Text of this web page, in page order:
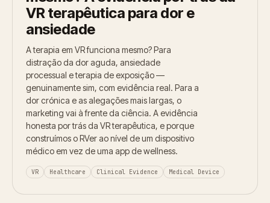
VR terapêutica para dor e
ansiedade
A terapia em VR funciona mesmo? Para
distração da dor aguda, ansiedade
processual e terapia de exposição —
genuinamente sim, com evidência real. Para a
dor crónica e as alegações mais largas, o
marketing vai à frente da ciência. A evidência
honesta por trás da VR terapêutica, e porque
construímos o RVer ao nível de um dispositivo
médico em vez de uma app de wellness.
VR Healthcare Clinical Evidence Medical Device